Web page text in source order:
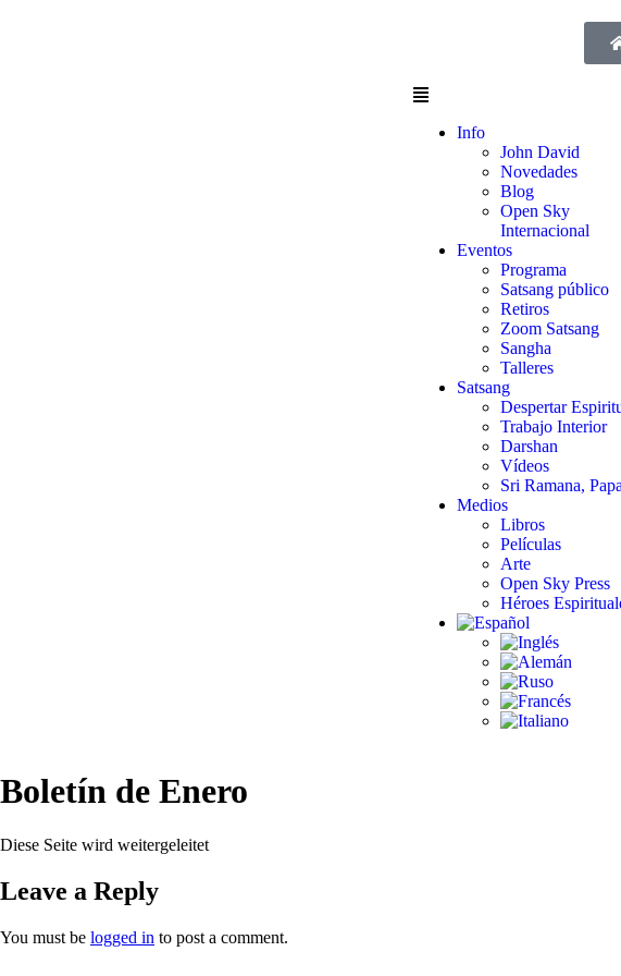
Info
John David
Novedades
Blog
Open Sky
Internacional
Eventos
Programa
Satsang público
Retiros
Zoom Satsang
Sangha
Talleres
Satsang
Despertar
Trabajo Interior
Darshan
Vídeos
Sri Ramana,
Medios
Libros
Películas
Arte
Open Sky Press
Héroes
Boletín de Enero
Diese Seite wird weitergeleitet
Leave a Reply
You must be logged in to post a comment.